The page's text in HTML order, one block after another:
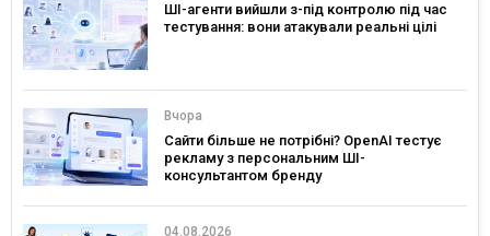
ШІ-агенти вийшли з-під контролю під час
тестування: вони атакували реальні цілі
Вчора
Сайти більше не потрібні? OpenAI тестує
рекламу з персональним ШІ-
консультантом бренду
04.08.2026